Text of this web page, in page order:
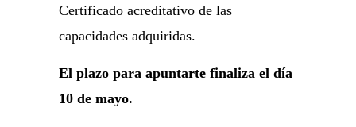
Certificado acreditativo de las
capacidades adquiridas.
El plazo para apuntarte finaliza el día
10 de mayo.